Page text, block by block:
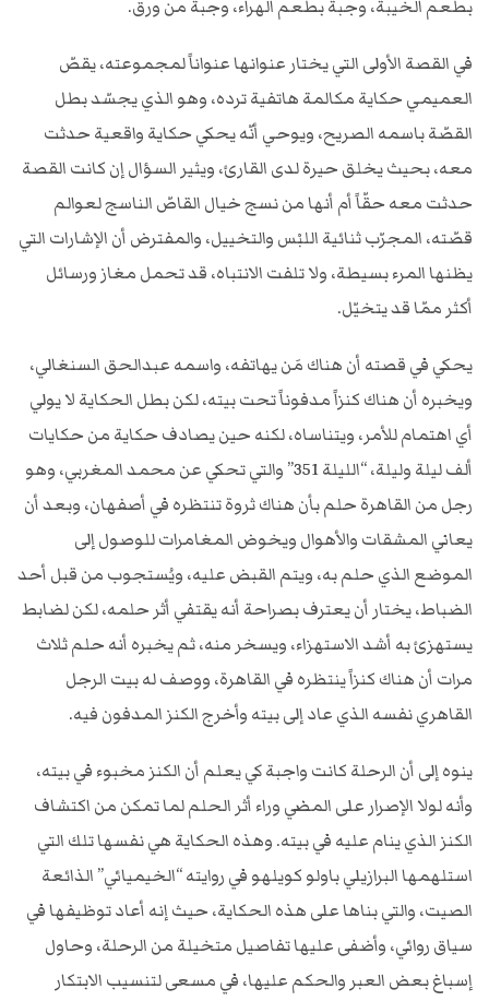
بطعم الخيبة، وجبة بطعم الهراء، وجبة من ورق.
في القصة الأولى التي يختار عنوانها عنواناً لمجموعته، يقصّ
العميمي حكاية مكالمة هاتفية ترده، وهو الذي يجسّد بطل
القصّة باسمه الصريح، ويوحي أنّه يحكي حكاية واقعية حدثت
معه، بحيث يخلق حيرة لدى القارئ، ويثير السؤال إن كانت القصة
حدثت معه حقّاً أم أنها من نسج خيال القاصّ الناسج لعوالم
قصّته، المجرّب ثنائية اللبْس والتخييل، والمفترض أن الإشارات التي
يظنها المرء بسيطة، ولا تلفت الانتباه، قد تحمل مغاز ورسائل
أكثر ممّا قد يتخيّل.
يحكي في قصته أن هناك مَن يهاتفه، واسمه عبدالحق السنغالي،
ويخبره أن هناك كنزاً مدفوناً تحت بيته، لكن بطل الحكاية لا يولي
أي اهتمام للأمر، ويتناساه، لكنه حين يصادف حكاية من حكايات
ألف ليلة وليلة، “الليلة 351” والتي تحكي عن محمد المغربي، وهو
رجل من القاهرة حلم بأن هناك ثروة تنتظره في أصفهان، وبعد أن
يعاني المشقات والأهوال ويخوض المغامرات للوصول إلى
الموضع الذي حلم به، ويتم القبض عليه، ويُستجوب من قبل أحد
الضباط، يختار أن يعترف بصراحة أنه يقتفي أثر حلمه، لكن لضابط
يستهزئ به أشد الاستهزاء، ويسخر منه، ثم يخبره أنه حلم ثلاث
مرات أن هناك كنزاً ينتظره في القاهرة، ووصف له بيت الرجل
القاهري نفسه الذي عاد إلى بيته وأخرج الكنز المدفون فيه.
ينوه إلى أن الرحلة كانت واجبة كي يعلم أن الكنز مخبوء في بيته،
وأنه لولا الإصرار على المضي وراء أثر الحلم لما تمكن من اكتشاف
الكنز الذي ينام عليه في بيته. وهذه الحكاية هي نفسها تلك التي
استلهمها البرازيلي باولو كويلهو في روايته “الخيميائي” الذائعة
الصيت، والتي بناها على هذه الحكاية، حيث إنه أعاد توظيفها في
سياق روائي، وأضفى عليها تفاصيل متخيلة من الرحلة، وحاول
إسباغ بعض العبر والحكم عليها، في مسعى لتنسيب الابتكار